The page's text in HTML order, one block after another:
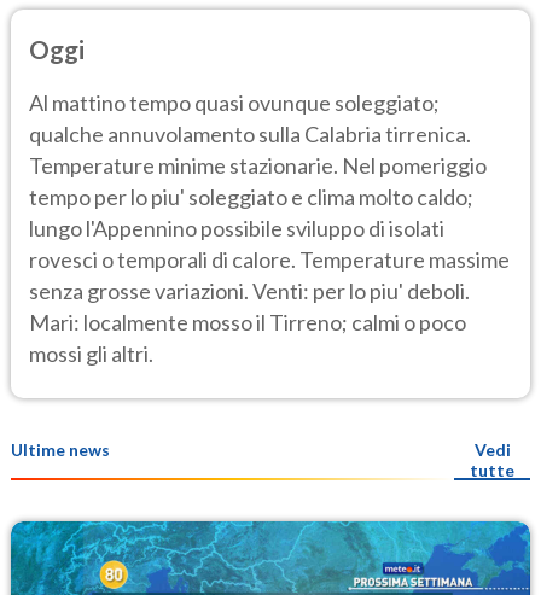
Oggi
Al mattino tempo quasi ovunque soleggiato;
qualche annuvolamento sulla Calabria tirrenica.
Temperature minime stazionarie. Nel pomeriggio
tempo per lo piu' soleggiato e clima molto caldo;
lungo l'Appennino possibile sviluppo di isolati
rovesci o temporali di calore. Temperature massime
senza grosse variazioni. Venti: per lo piu' deboli.
Mari: localmente mosso il Tirreno; calmi o poco
mossi gli altri.
Ultime news
Vedi
tutte